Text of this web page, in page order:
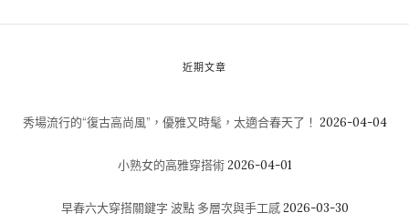
近期文章
秀場流行的“復古高尚風”，優雅又時髦，太適合春天了！ 2026-04-04
小熟女的高雅穿搭術 2026-04-01
早春六大穿搭關鍵字 波點 多層次與手工感 2026-03-30